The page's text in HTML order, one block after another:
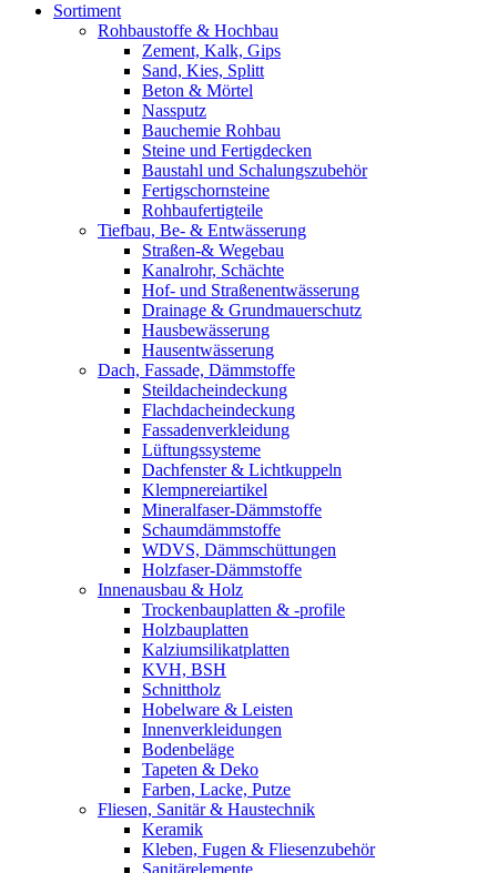
Sortiment
Rohbaustoffe & Hochbau
Zement, Kalk, Gips
Sand, Kies, Splitt
Beton & Mörtel
Nassputz
Bauchemie Rohbau
Steine und Fertigdecken
Baustahl und Schalungszubehör
Fertigschornsteine
Rohbaufertigteile
Tiefbau, Be- & Entwässerung
Straßen-& Wegebau
Kanalrohr, Schächte
Hof- und Straßenentwässerung
Drainage & Grundmauerschutz
Hausbewässerung
Hausentwässerung
Dach, Fassade, Dämmstoffe
Steildacheindeckung
Flachdacheindeckung
Fassadenverkleidung
Lüftungssysteme
Dachfenster & Lichtkuppeln
Klempnereiartikel
Mineralfaser-Dämmstoffe
Schaumdämmstoffe
WDVS, Dämmschüttungen
Holzfaser-Dämmstoffe
Innenausbau & Holz
Trockenbauplatten & -profile
Holzbauplatten
Kalziumsilikatplatten
KVH, BSH
Schnittholz
Hobelware & Leisten
Innenverkleidungen
Bodenbeläge
Tapeten & Deko
Farben, Lacke, Putze
Fliesen, Sanitär & Haustechnik
Keramik
Kleben, Fugen & Fliesenzubehör
Sanitärelemente